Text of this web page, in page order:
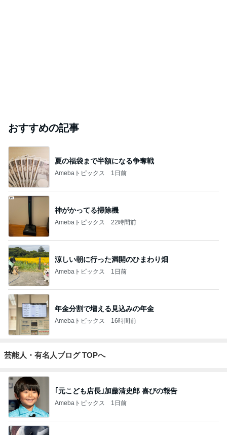
おすすめの記事
夏の福袋まで半額になる争奪戦
Amebaトピックス 1日前
神がかってる掃除機
Amebaトピックス 22時間前
涼しい朝に行った満開のひまわり畑
Amebaトピックス 1日前
年金分割で増える見込みの年金
Amebaトピックス 16時間前
芸能人・有名人ブログ TOPへ
｢元こども店長｣加藤清史郎 喜びの報告
Amebaトピックス 1日前